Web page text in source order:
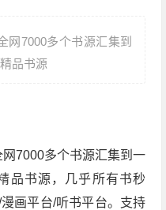
网7000多个书源汇集到
品书源
7000多个书源汇集到一
品书源，几乎所有书秒
画平台/听书平台。支持